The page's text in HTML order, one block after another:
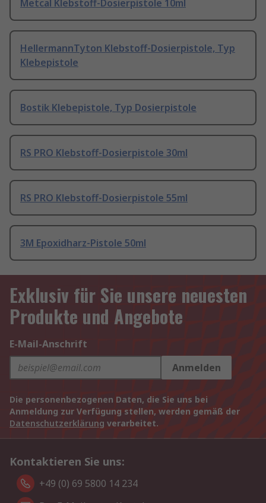
Metcal Klebstoff-Dosierpistole 10ml
HellermannTyton Klebstoff-Dosierpistole, Typ
Klebepistole
Bostik Klebepistole, Typ Dosierpistole
RS PRO Klebstoff-Dosierpistole 30ml
RS PRO Klebstoff-Dosierpistole 55ml
3M Epoxidharz-Pistole 50ml
Exklusiv für Sie unsere neuesten
Produkte und Angebote
E-Mail-Anschrift
Anmelden
Die personenbezogenen Daten, die Sie uns bei
Anmeldung zur Verfügung stellen, werden gemäß der
Datenschutzerklärung verarbeitet.
Kontaktieren Sie uns:
+49 (0) 69 5800 14 234